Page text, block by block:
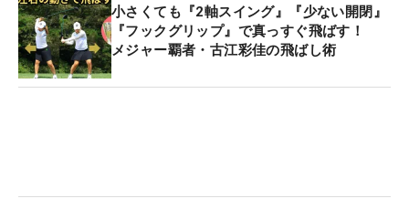
小さくても『2軸スイング』『少ない開閉』
『フックグリップ』で真っすぐ飛ばす！
メジャー覇者・古江彩佳の飛ばし術